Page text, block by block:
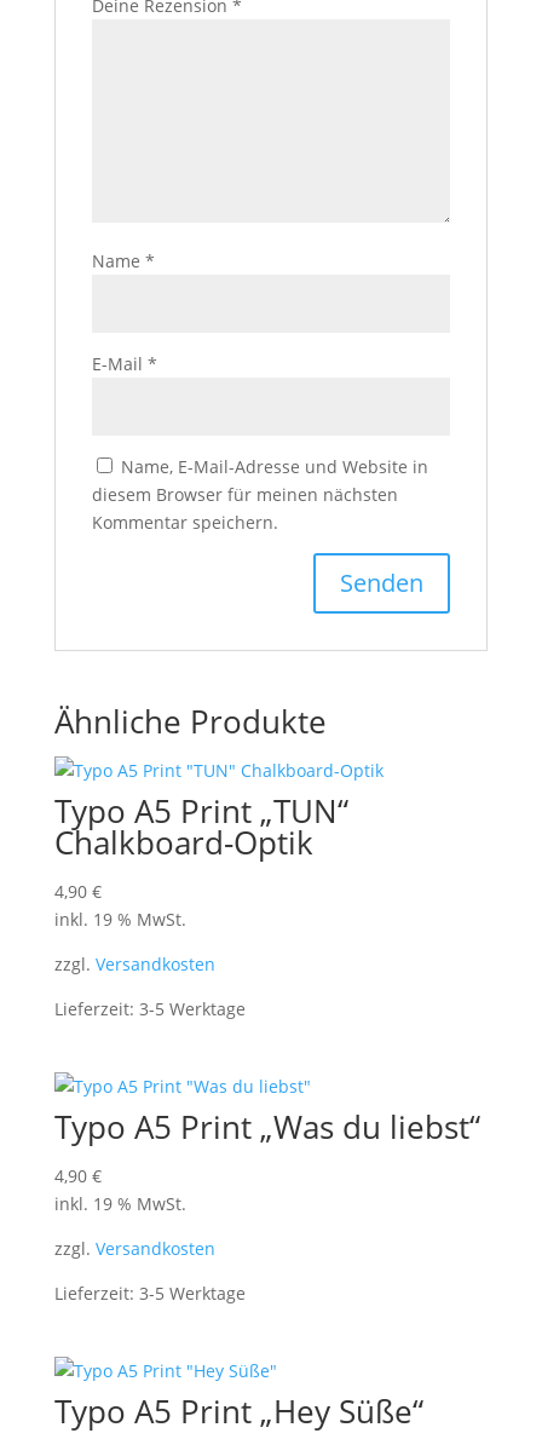
Deine Rezension *
Name *
E-Mail *
Name, E-Mail-Adresse und Website in
diesem Browser für meinen nächsten
Kommentar speichern.
Ähnliche Produkte
Typo A5 Print „TUN“
Chalkboard-Optik
4,90 €
inkl. 19 % MwSt.
zzgl. Versandkosten
Lieferzeit: 3-5 Werktage
Typo A5 Print „Was du liebst“
4,90 €
inkl. 19 % MwSt.
zzgl. Versandkosten
Lieferzeit: 3-5 Werktage
Typo A5 Print „Hey Süße“